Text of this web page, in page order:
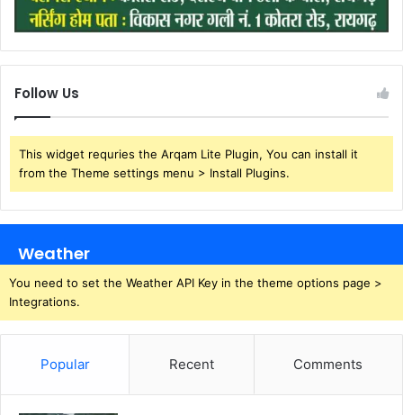
Follow Us
This widget requries the Arqam Lite Plugin, You can install it
from the Theme settings menu > Install Plugins.
Weather
You need to set the Weather API Key in the theme options page >
Integrations.
Popular Recent Comments